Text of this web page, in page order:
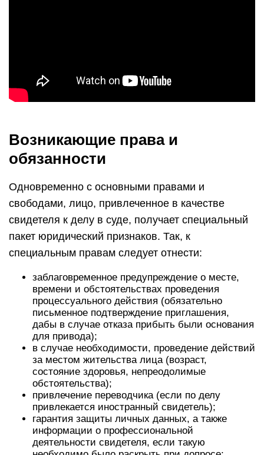
Возникающие права и
обязанности
Одновременно с основными правами и
свободами, лицо, привлеченное в качестве
свидетеля к делу в суде, получает специальный
пакет юридический признаков. Так, к
специальным правам следует отнести:
заблаговременное предупреждение о месте,
времени и обстоятельствах проведения
процессуального действия (обязательно
письменное подтверждение приглашения,
дабы в случае отказа прибыть были основания
для привода);
в случае необходимости, проведение действий
за местом жительства лица (возраст,
состояние здоровья, непреодолимые
обстоятельства);
привлечение переводчика (если по делу
привлекается иностранный свидетель);
гарантия защиты личных данных, а также
информации о профессиональной
деятельности свидетеля, если такую